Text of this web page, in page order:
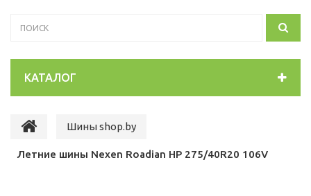
КАТАЛОГ
Шины shop.by
Летние шины Nexen Roadian HP 275/40R20 106V